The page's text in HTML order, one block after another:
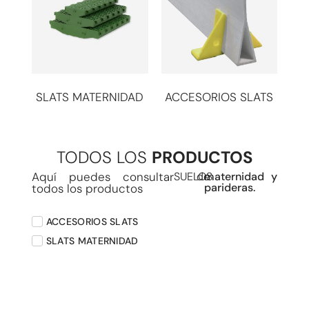
SLATS MATERNIDAD
ACCESORIOS SLATS
TODOS LOS PRODUCTOS
Aquí puedes consultar
todos los productos
SUELOS
dematernidad y
parideras.
ACCESORIOS SLATS
SLATS MATERNIDAD